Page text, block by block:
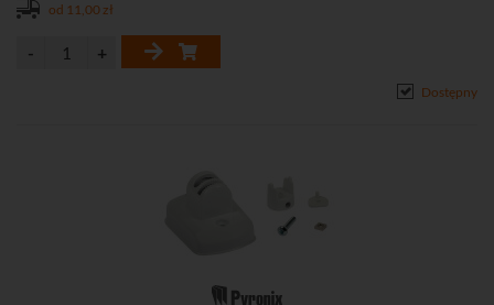
od 11,00 zł
Dostępny